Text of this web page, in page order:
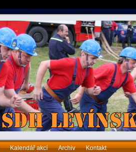
Kalendář akcí Archiv Kontakt